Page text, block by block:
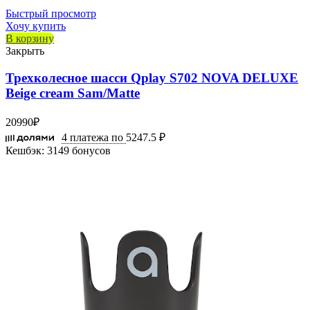
Быстрый просмотр
Хочу купить
В корзину
Закрыть
Трехколесное шасси Qplay S702 NOVA DELUXE
Beige cream Sam/Matte
20990₽
4 платежа по 5247.5 ₽
Кешбэк: 3149 бонусов